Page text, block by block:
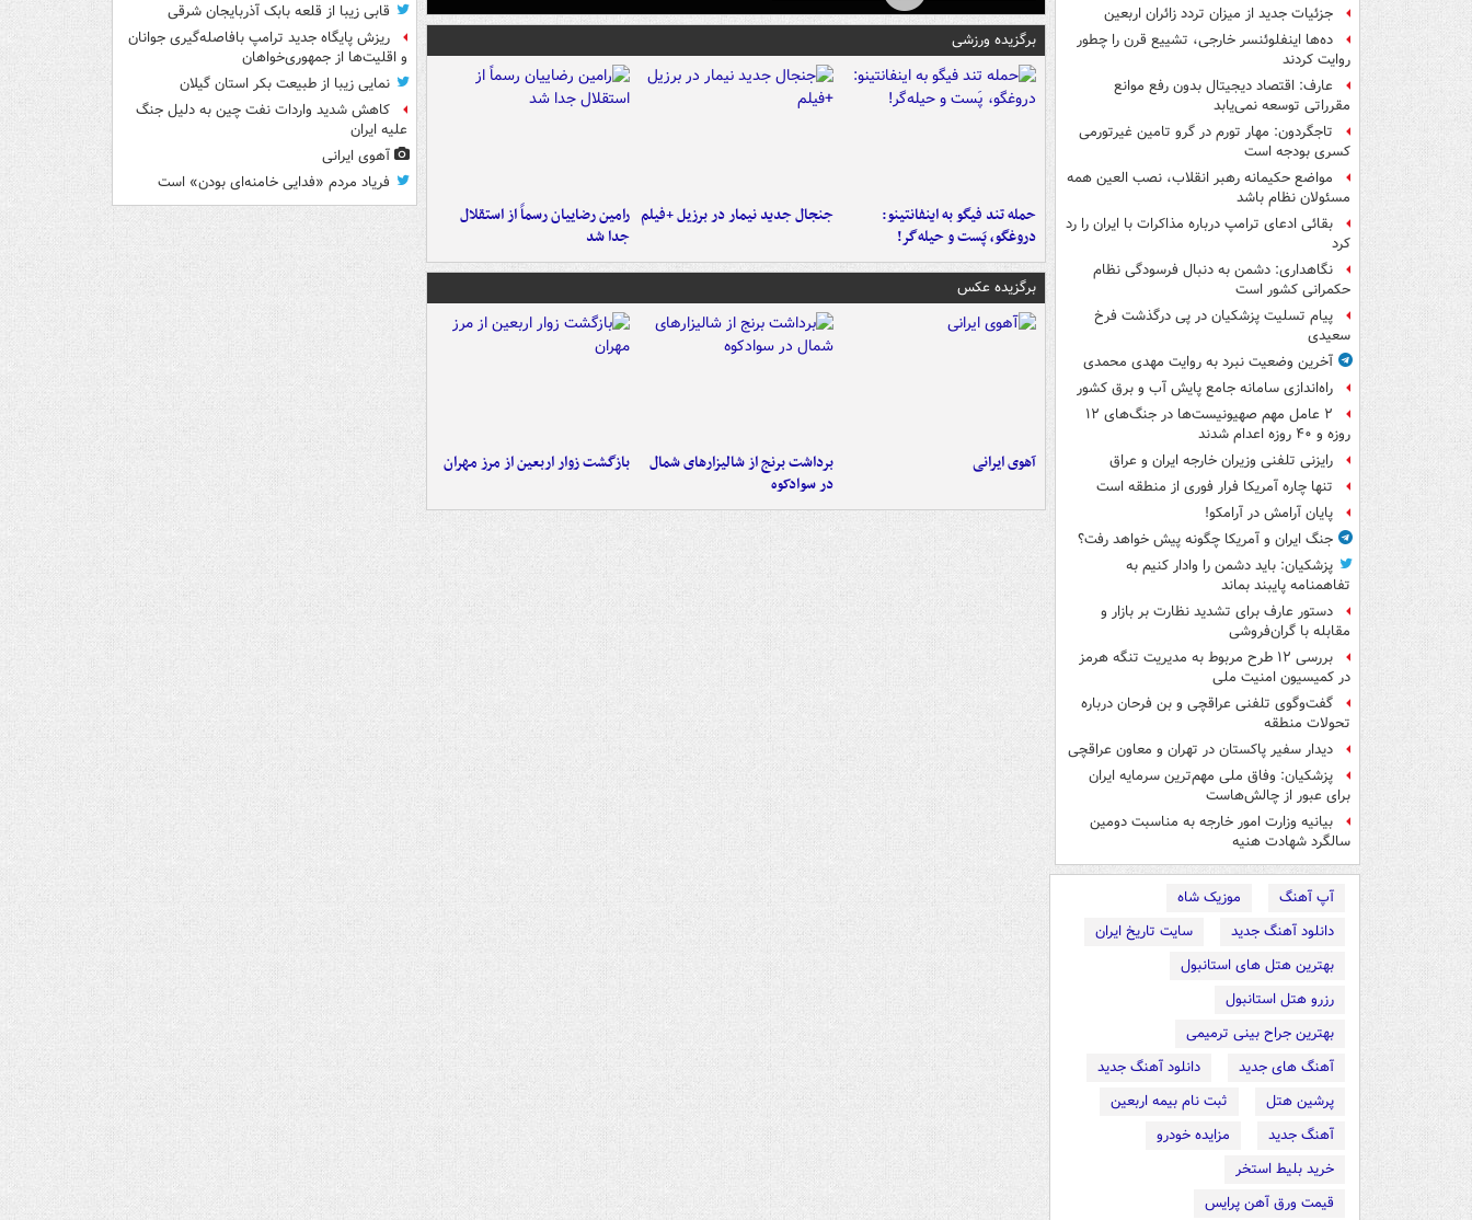
جزئیات جدید از میزان تردد زائران اربعین
ده‌ها اینفلوئنسر خارجی، تشییع قرن را چطور
روایت کردند
عارف: اقتصاد دیجیتال بدون رفع موانع
مقرراتی توسعه نمی‌یابد
تاجگردون: مهار تورم در گرو تامین غیرتورمی
کسری بودجه است
مواضع حکیمانه رهبر انقلاب، نصب العین همه
مسئولان نظام باشد
بقائی ادعای ترامپ درباره مذاکرات با ایران را رد
کرد
نگاهداری: دشمن به دنبال فرسودگی نظام
حکمرانی کشور است
پیام تسلیت پزشکیان در پی درگذشت فرخ
سعیدی
آخرین وضعیت نبرد به روایت مهدی محمدی
راه‌اندازی سامانه جامع پایش آب و برق کشور
۲ عامل مهم صهیونیست‌ها در جنگ‌های ۱۲
روزه و ۴۰ روزه اعدام شدند
رایزنی تلفنی وزیران خارجه ایران و عراق
تنها چاره آمریکا فرار فوری از منطقه است
پایان آرامش در آرامکو!
جنگ ایران و آمریکا چگونه پیش خواهد رفت؟
پزشکیان: باید دشمن را وادار کنیم به
تفاهم‎نامه پایبند بماند
دستور عارف برای تشدید نظارت بر بازار و
مقابله با گران‌فروشی
بررسی ۱۲ طرح مربوط به مدیریت تنگه هرمز
در کمیسیون امنیت ملی
گفت‌وگوی تلفنی عراقچی و بن فرحان درباره
تحولات منطقه
دیدار سفیر پاکستان در تهران و معاون عراقچی
پزشکیان: وفاق ملی مهم‌ترین سرمایه ایران
برای عبور از چالش‌هاست
بیانیه وزارت امور خارجه به مناسبت دومین
سالگرد شهادت هنیه
آپ آهنگ
موزیک شاه
دانلود آهنگ جدید
سایت تاریخ ایران
بهترین هتل های استانبول
رزرو هتل استانبول
بهترین جراح بینی ترمیمی
آهنگ های جدید
دانلود آهنگ جدید
پرشین هتل
ثبت نام بیمه اربعین
آهنگ جدید
مزایده خودرو
خرید بلیط استخر
قیمت ورق آهن پرایس
برگزیده ورزشی
حمله تند فیگو به اینفانتینو:
دروغگو، پَست‌ و حیله‌گر!
جنجال جدید نیمار در برزیل +فیلم رامین رضاییان رسماً از استقلال
جدا شد
برگزیده عکس
آهوی ایرانی
برداشت برنج از شالیزارهای شمال
در سوادکوه
بازگشت زوار اربعین از مرز مهران
قابی زیبا از قلعه بابک آذربایجان شرقی
ریزش پایگاه جدید ترامپ بافاصله‌گیری جوانان
و اقلیت‌ها از جمهوری‌خواهان
نمایی زیبا از طبیعت بکر استان گیلان
کاهش شدید واردات نفت چین به دلیل جنگ
علیه ایران
آهوی ایرانی
فریاد مردم «فدایی خامنه‌ای بودن» است